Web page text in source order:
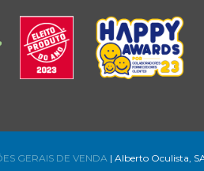
GERAIS DE VENDA | Alberto Oculista,